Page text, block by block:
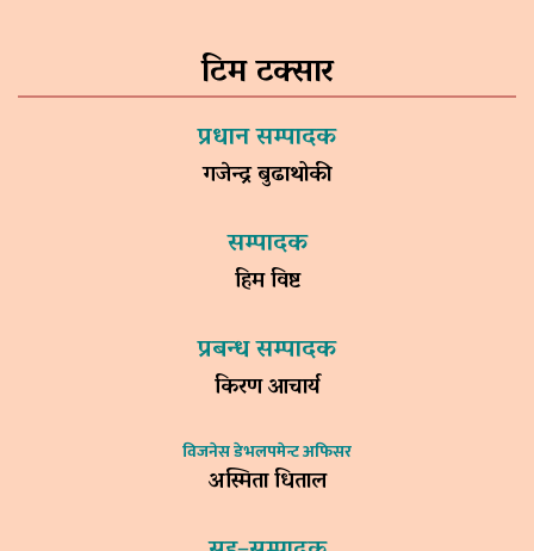
टिम टक्सार
प्रधान सम्पादक
गजेन्द्र बुढाथोकी
सम्पादक
हिम विष्ट
प्रबन्ध सम्पादक
किरण आचार्य
विजनेस डेभलपमेन्ट अफिसर
अस्मिता धिताल